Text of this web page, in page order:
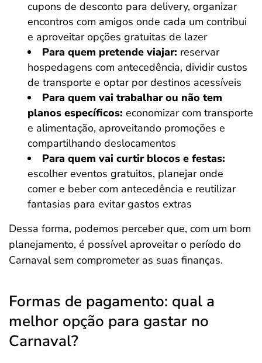
cupons de desconto para delivery, organizar
encontros com amigos onde cada um contribui
e aproveitar opções gratuitas de lazer
Para quem pretende viajar: reservar
hospedagens com antecedência, dividir custos
de transporte e optar por destinos acessíveis
Para quem vai trabalhar ou não tem
planos específicos: economizar com transporte
e alimentação, aproveitando promoções e
compartilhando deslocamentos
Para quem vai curtir blocos e festas:
escolher eventos gratuitos, planejar onde
comer e beber com antecedência e reutilizar
fantasias para evitar gastos extras
Dessa forma, podemos perceber que, com um bom
planejamento, é possível aproveitar o período do
Carnaval sem comprometer as suas finanças.
Formas de pagamento: qual a
melhor opção para gastar no
Carnaval?